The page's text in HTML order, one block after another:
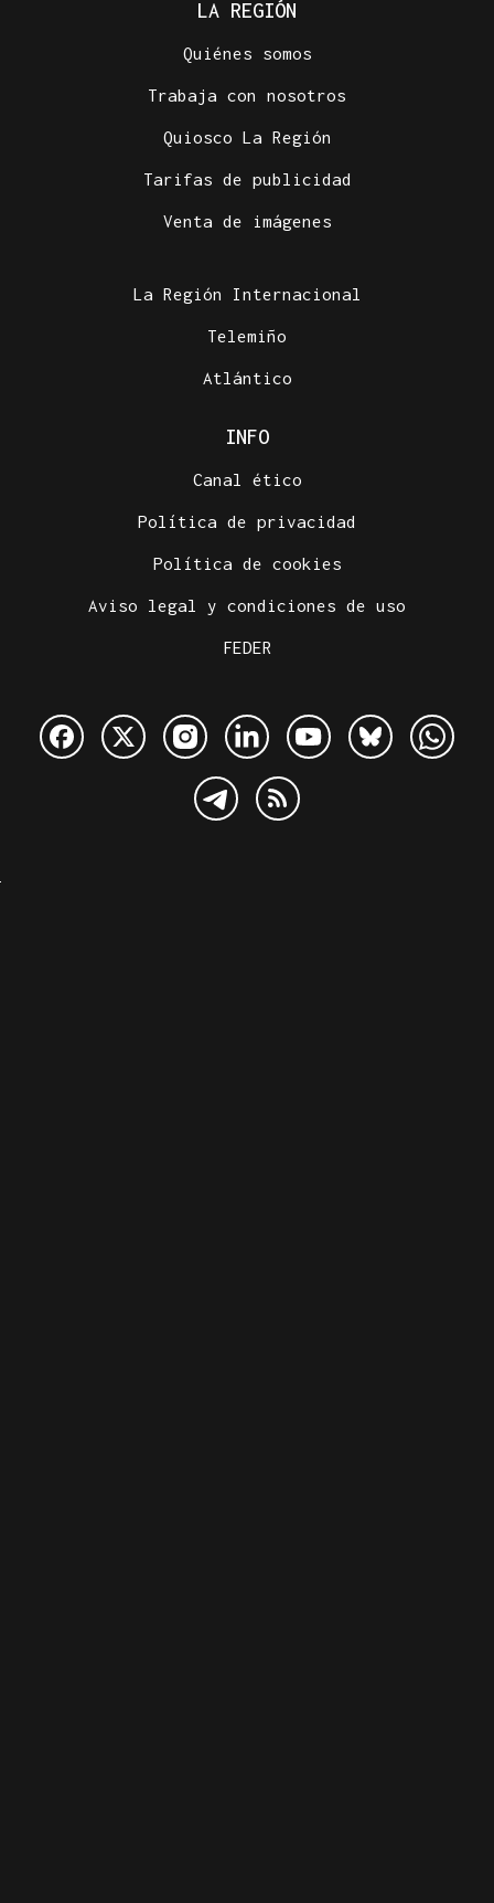
LA REGIÓN
Quiénes somos
Trabaja con nosotros
Quiosco La Región
Tarifas de publicidad
Venta de imágenes
La Región Internacional
Telemiño
Atlántico
INFO
Canal ético
Política de privacidad
Política de cookies
Aviso legal y condiciones de uso
FEDER